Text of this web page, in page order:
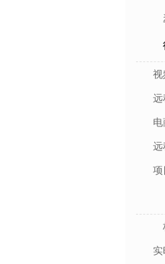
视
远
远
项